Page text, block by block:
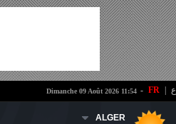
- FR ع Dimanche 09 Août 2026 11:54
ALGER